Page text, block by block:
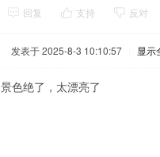
回复 支持 反对
发表于 2025-8-3 10:10:57 显示
景色绝了，太漂亮了